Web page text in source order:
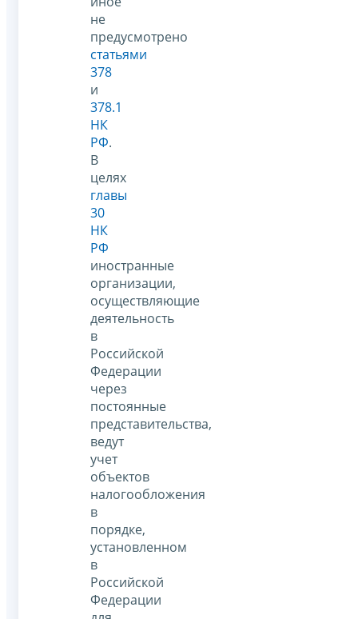
не
предусмотрено
статьями
378
и
378.1
НК
РФ.
В
целях
главы
30
НК
РФ
иностранные
организации,
осуществляющие
деятельность
в
Российской
Федерации
через
постоянные
представительства,
ведут
учет
объектов
налогообложения
в
порядке,
установленном
в
Российской
Федерации